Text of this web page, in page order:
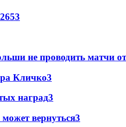
53
не проводить матчи
Кличко3
наград3
вернуться3